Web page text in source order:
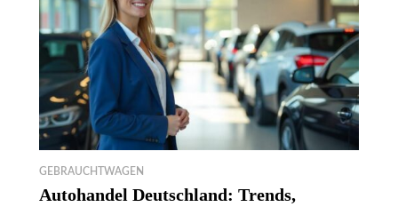
GEBRAUCHTWAGEN
Autohandel Deutschland: Trends,